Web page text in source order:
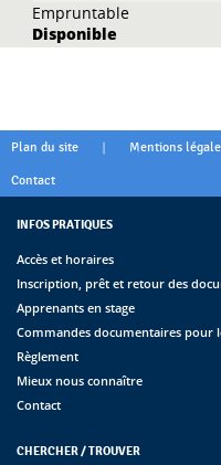
Empruntable
Disponible
Plan du site | Mentions
Contact
INFOS PRATIQUES
Accès et horaires
Inscription, prêt et retour des
Apprenants en stage
Commandes documentaires pour
Règlement
Mieux nous connaître
Contact
CHERCHER / TROUVER